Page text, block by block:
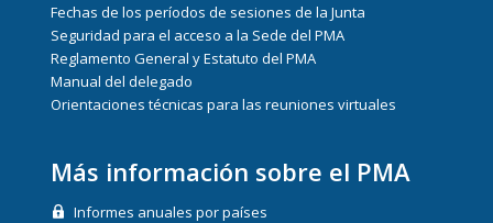
Fechas de los períodos de sesiones de la Junta
Seguridad para el acceso a la Sede del PMA
Reglamento General y Estatuto del PMA
Manual del delegado
Orientaciones técnicas para las reuniones virtuales
Más información sobre el PMA
Informes anuales por países